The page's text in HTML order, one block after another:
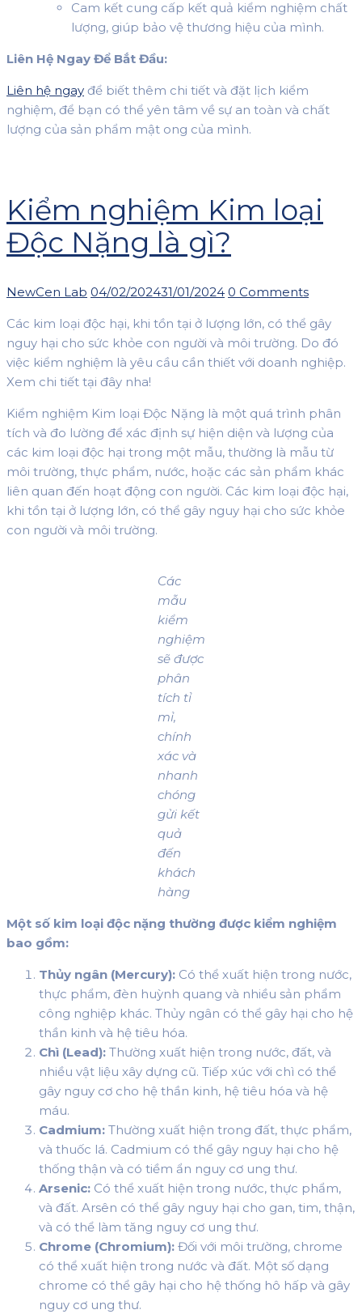
Cam kết cung cấp kết quả kiểm nghiệm chất
lượng, giúp bảo vệ thương hiệu của mình.
Liên Hệ Ngay Để Bắt Đầu:
Liên hệ ngay để biết thêm chi tiết và đặt lịch kiểm
nghiệm, để bạn có thể yên tâm về sự an toàn và chất
lượng của sản phẩm mật ong của mình.
Kiểm nghiệm Kim loại
Độc Nặng là gì?
Author
NewCen Lab Posted
04/02/202431/01/2024 0 Comments
Các kim loại độc hại, khi tồn tại ở lượng lớn, có thể gây
nguy hại cho sức khỏe con người và môi trường. Do đó
việc kiểm nghiệm là yêu cầu cần thiết với doanh nghiệp.
Xem chi tiết tại đây nha!
Kiểm nghiệm Kim loại Độc Nặng là một quá trình phân
tích và đo lường để xác định sự hiện diện và lượng của
các kim loại độc hại trong một mẫu, thường là mẫu từ
môi trường, thực phẩm, nước, hoặc các sản phẩm khác
liên quan đến hoạt động con người. Các kim loại độc hại,
khi tồn tại ở lượng lớn, có thể gây nguy hại cho sức khỏe
con người và môi trường.
Các
mẫu
kiểm
nghiệm
sẽ được
phân
tích tỉ
mỉ,
chính
xác và
nhanh
chóng
gửi kết
quả
đến
khách
hàng
Một số kim loại độc nặng thường được kiểm nghiệm
bao gồm:
Thủy ngân (Mercury): Có thể xuất hiện trong nước,
thực phẩm, đèn huỳnh quang và nhiều sản phẩm
công nghiệp khác. Thủy ngân có thể gây hại cho hệ
thần kinh và hệ tiêu hóa.
Chì (Lead): Thường xuất hiện trong nước, đất, và
nhiều vật liệu xây dựng cũ. Tiếp xúc với chì có thể
gây nguy cơ cho hệ thần kinh, hệ tiêu hóa và hệ
máu.
Cadmium: Thường xuất hiện trong đất, thực phẩm,
và thuốc lá. Cadmium có thể gây nguy hại cho hệ
thống thận và có tiềm ẩn nguy cơ ung thư.
Arsenic: Có thể xuất hiện trong nước, thực phẩm,
và đất. Arsên có thể gây nguy hại cho gan, tim, thận,
và có thể làm tăng nguy cơ ung thư.
Chrome (Chromium): Đối với môi trường, chrome
có thể xuất hiện trong nước và đất. Một số dạng
chrome có thể gây hại cho hệ thống hô hấp và gây
nguy cơ ung thư.